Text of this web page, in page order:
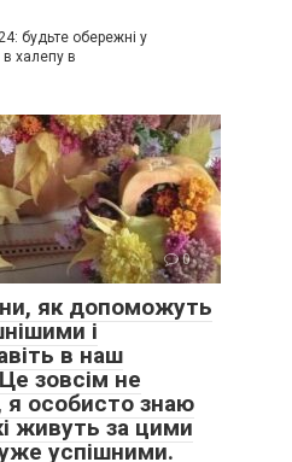
будьте обережні у
халепу в
0
як допоможуть
і
в наш
зовсім не
я особисто знаю
живуть за цими
успішними.